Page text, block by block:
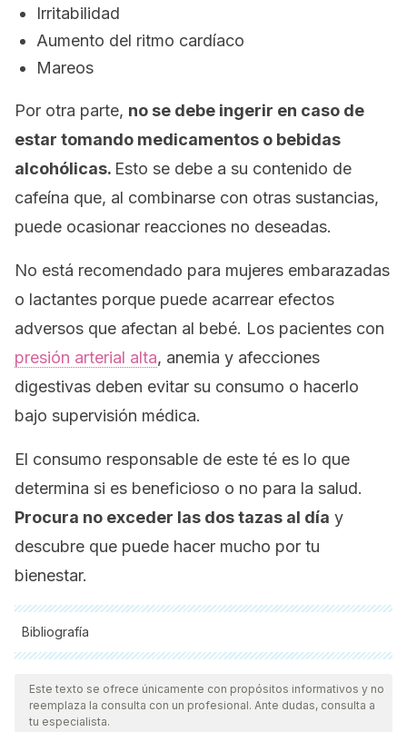
Irritabilidad
Aumento del ritmo cardíaco
Mareos
Por otra parte, no se debe ingerir en caso de
estar tomando medicamentos o bebidas
alcohólicas. Esto se debe a su contenido de
cafeína que, al combinarse con otras sustancias,
puede ocasionar reacciones no deseadas.
No está recomendado para mujeres embarazadas
o lactantes porque puede acarrear efectos
adversos que afectan al bebé. Los pacientes con
presión arterial alta, anemia y afecciones
digestivas deben evitar su consumo o hacerlo
bajo supervisión médica.
El consumo responsable de este té es lo que
determina si es beneficioso o no para la salud.
Procura no exceder las dos tazas al día y
descubre que puede hacer mucho por tu
bienestar.
Bibliografía
Todas las fuentes citadas fueron revisadas a profundidad por
nuestro equipo, para asegurar su calidad, confiabilidad,
vigencia y validez.La bibliografía de este artículo fue
Este texto se ofrece únicamente con propósitos informativos y no
reemplaza la consulta con un profesional. Ante dudas, consulta a
tu especialista.